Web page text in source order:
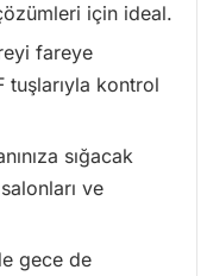
için ideal.
fareye
tuşlarıyla kontrol
sığacak
ve
gece de